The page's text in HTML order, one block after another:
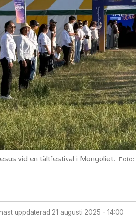
vid en tältfestival i Mongoliet.
uppdaterad 21 augusti 2025 - 14:00